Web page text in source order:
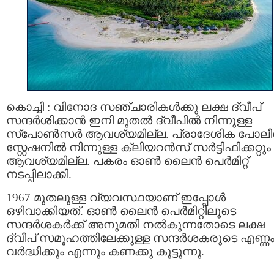
കൊച്ചി : വിനോദ സഞ്ചാരികൾക്കു ലക്ഷ ദ്വീപ്
സന്ദര്‍ശിക്കാന്‍ ഇനി മുതല്‍ ദ്വീപില്‍ നിന്നുള്ള
സ്പോൺസർ ആവശ്യമില്ല. പ്രാദേശിക
സ്റ്റേഷനിൽ നിന്നുള്ള ക്ലിയറന്‍സ് സര്‍ട്ടിഫിക്കറ്റും
ആവശ്യമില്ല. പകരം ഓണ്‍ ലൈന്‍ പെര്‍മിറ്റ്
നടപ്പിലാക്കി.
1967 മുതലുള്ള വ്യവസ്ഥയാണ് ഇപ്പോൾ
ഒഴിവാക്കിയത്. ഓൺ ലൈൻ പെർമിറ്റിലൂടെ
സന്ദർശകർക്ക് അനുമതി നൽകുന്നതോടെ ലക്ഷ
ദ്വീപ് സമൂഹത്തിലേക്കുള്ള സന്ദർശകരുടെ എണ്ണം
വർദ്ധിക്കും എന്നും കണക്കു കൂട്ടുന്നു.